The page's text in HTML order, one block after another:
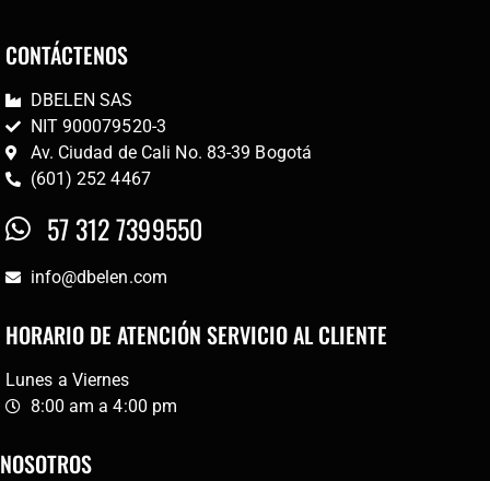
CONTÁCTENOS
DBELEN SAS
NIT 900079520-3
Av. Ciudad de Cali No. 83-39 Bogotá
(601) 252 4467
57 312 7399550
info@dbelen.com
HORARIO DE ATENCIÓN SERVICIO AL CLIENTE
Lunes a Viernes
8:00 am a 4:00 pm
NOSOTROS